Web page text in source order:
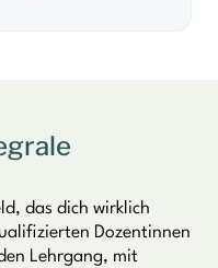
das dich wirklich
Dozentinnen
Lehrgang, mit